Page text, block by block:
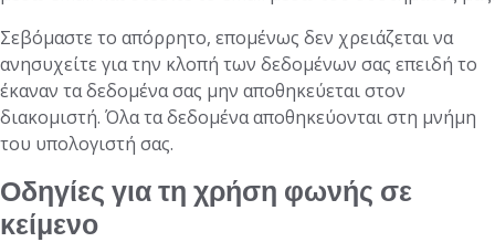
Σεβόμαστε το απόρρητο, επομένως δεν χρειάζεται να
ανησυχείτε για την κλοπή των δεδομένων σας επειδή το
έκαναν τα δεδομένα σας μην αποθηκεύεται στον
διακομιστή. Όλα τα δεδομένα αποθηκεύονται στη μνήμη
του υπολογιστή σας.
Οδηγίες για τη χρήση φωνής σε
κείμενο